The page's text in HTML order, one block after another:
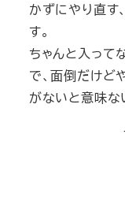
かずにやり直す
す。
ちゃんと入って
で、面倒だけど
がないと意味な